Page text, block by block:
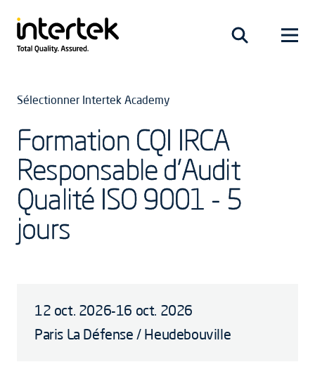
Sélectionner Intertek Academy
Formation CQI IRCA
Responsable d'Audit
Qualité ISO 9001 - 5
jours
12 oct. 2026-16 oct. 2026
Paris La Défense / Heudebouville